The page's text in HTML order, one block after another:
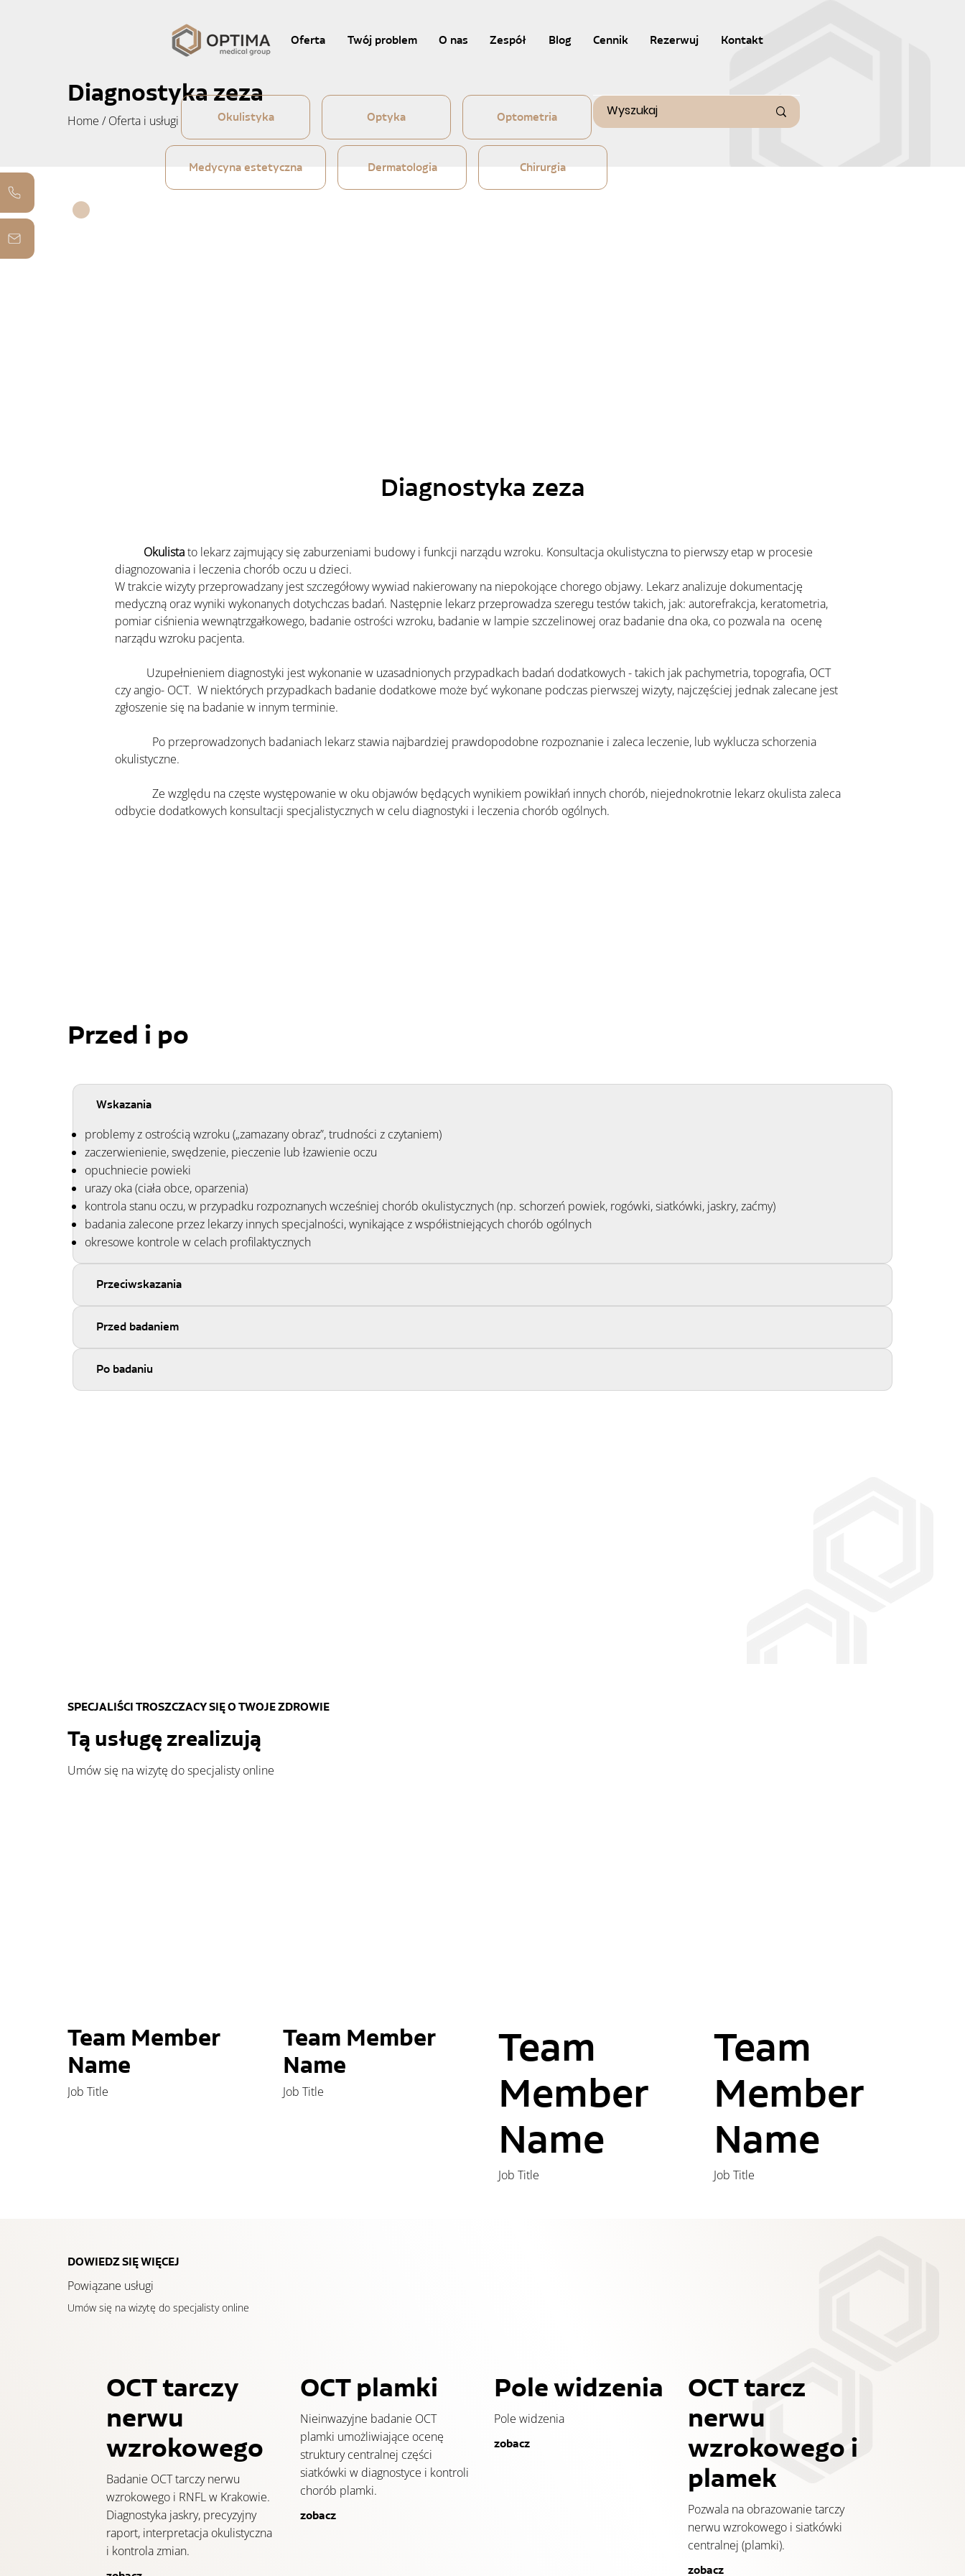
Okulistyka Optyka Optometria
Medycyna estetyczna Dermatologia Chirurgia
Oferta Twój problem O nas Zespół Blog Cennik Rezerwuj Kontakt
Diagnostyka zeza
Home / Oferta i usługi
Diagnostyka zeza
    	Okulista
to lekarz zajmujący się zaburzeniami budowy i funkcji narządu wzroku. Konsultacja okulistyczna to pierwszy etap w procesie
diagnozowania i leczenia chorób oczu u dzieci.
W trakcie wizyty przeprowadzany jest szczegółowy wywiad nakierowany na niepokojące chorego objawy. Lekarz analizuje dokumentację
medyczną oraz wyniki wykonanych dotychczas badań. Następnie lekarz przeprowadza szeregu testów takich, jak: autorefrakcja, keratometria,
pomiar ciśnienia wewnątrzgałkowego, badanie ostrości wzroku, badanie w lampie szczelinowej oraz badanie dna oka, co pozwala na  ocenę
narządu wzroku pacjenta.
czy angio- OCT.  W niektórych przypadkach badanie dodatkowe może być wykonane podczas pierwszej wizyty, najczęściej jednak zalecane jest
zgłoszenie się na badanie w innym terminie.
okulistyczne.
odbycie dodatkowych konsultacji specjalistycznych w celu diagnostyki i leczenia chorób ogólnych.
Przed i po
Wskazania
problemy z ostrością wzroku („zamazany obraz”, trudności z czytaniem)
zaczerwienienie, swędzenie, pieczenie lub łzawienie oczu
opuchniecie powieki
urazy oka (ciała obce, oparzenia)
kontrola stanu oczu, w przypadku rozpoznanych wcześniej chorób okulistycznych (np. schorzeń powiek, rogówki, siatkówki, jaskry, zaćmy)
badania zalecone przez lekarzy innych specjalności, wynikające z współistniejących chorób ogólnych
okresowe kontrole w celach profilaktycznych
Przeciwskazania
Przed badaniem
Po badaniu
SPECJALIŚCI TROSZCZACY SIĘ O TWOJE ZDROWIE
Tą usługę zrealizują
Umów się na wizytę do specjalisty online
Team Member
Name
Job Title
Team Member
Name
Job Title
Team
Member
Name
Job Title
Team
Member
Name
Job Title
DOWIEDZ SIĘ WIĘCEJ
Powiązane usługi
Umów się na wizytę do specjalisty online
OCT tarczy
nerwu
wzrokowego
Badanie OCT tarczy nerwu
wzrokowego i RNFL w Krakowie.
Diagnostyka jaskry, precyzyjny
raport, interpretacja okulistyczna
i kontrola zmian.
OCT plamki
Nieinwazyjne badanie OCT
plamki umożliwiające ocenę
struktury centralnej części
siatkówki w diagnostyce i kontroli
chorób plamki.
zobacz
Pole widzenia
Pole widzenia
zobacz
OCT tarcz
nerwu
wzrokowego i
plamek
Pozwala na obrazowanie tarczy
nerwu wzrokowego i siatkówki
centralnej (plamki).
zobacz